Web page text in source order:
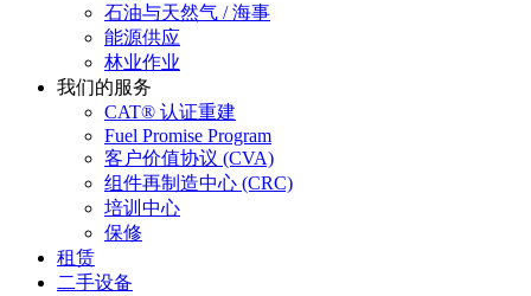
石油与天然气 / 海事
能源供应
林业作业
我们的服务
CAT® 认证重建
Fuel Promise Program
客户价值协议 (CVA)
组件再制造中心 (CRC)
培训中心
保修
租赁
二手设备